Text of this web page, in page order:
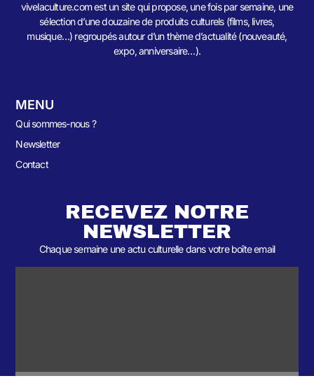
vivelaculture.com est un site qui propose, une fois par semaine, une
sélection d’une douzaine de produits culturels (films, livres,
musique…) regroupés autour d’un thème d’actualité (nouveauté,
expo, anniversaire…).
MENU
Qui sommes-nous ?
Newsletter
Contact
RECEVEZ NOTRE
NEWSLETTER
Chaque semaine une actu culturelle dans votre boîte email